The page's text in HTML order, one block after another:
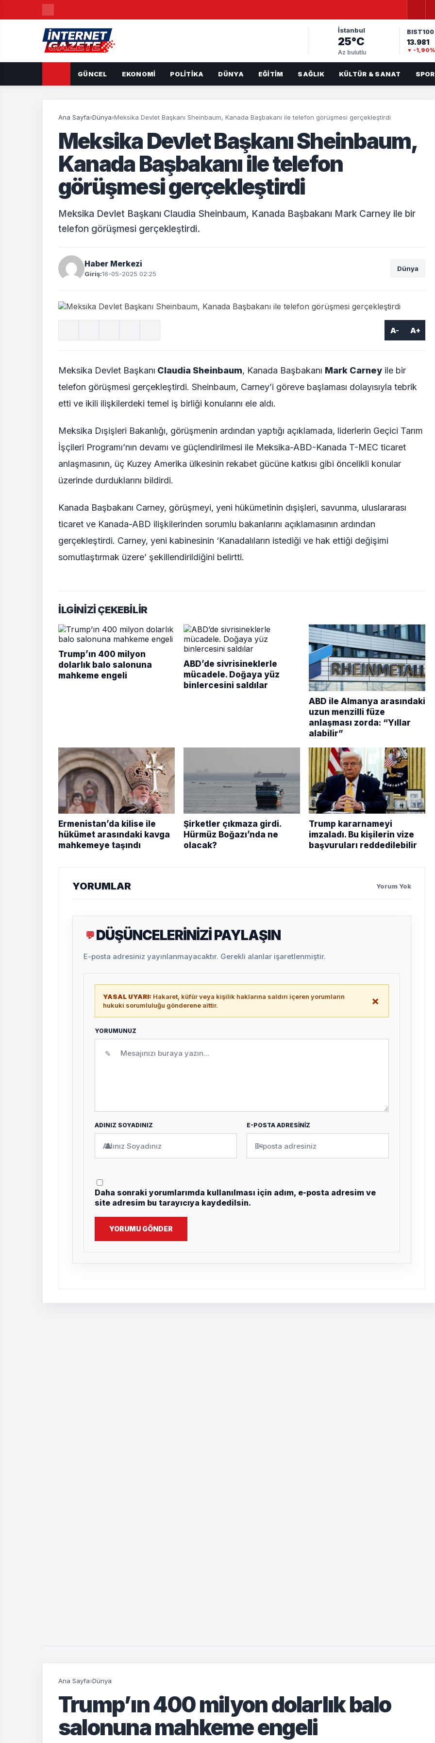
İstanbul
25°C
Az bulutlu
BIST100
13.981
▼ -1,90%
GÜNCEL EKONOMI POLITIKA DÜNYA EĞITIM SAĞLIK KÜLTÜR & SANAT SPOR
Ana Sayfa›Dünya›Meksika Devlet Başkanı Sheinbaum, Kanada Başbakanı ile telefon görüşmesi gerçekleştirdi
Meksika Devlet Başkanı Sheinbaum,
Kanada Başbakanı ile telefon
görüşmesi gerçekleştirdi
Meksika Devlet Başkanı Claudia Sheinbaum, Kanada Başbakanı Mark Carney ile bir
telefon görüşmesi gerçekleştirdi.
Haber Merkezi
Giriş:16-05-2025 02:25
Dünya
A- A+
Meksika Devlet Başkanı Claudia Sheinbaum, Kanada Başbakanı Mark Carney ile bir
telefon görüşmesi gerçekleştirdi. Sheinbaum, Carney’i göreve başlaması dolayısıyla tebrik
etti ve ikili ilişkilerdeki temel iş birliği konularını ele aldı.
Meksika Dışişleri Bakanlığı, görüşmenin ardından yaptığı açıklamada, liderlerin Geçici Tarım
İşçileri Programı’nın devamı ve güçlendirilmesi ile Meksika-ABD-Kanada T-MEC ticaret
anlaşmasının, üç Kuzey Amerika ülkesinin rekabet gücüne katkısı gibi öncelikli konular
üzerinde durduklarını bildirdi.
Kanada Başbakanı Carney, görüşmeyi, yeni hükümetinin dışişleri, savunma, uluslararası
ticaret ve Kanada-ABD ilişkilerinden sorumlu bakanlarını açıklamasının ardından
gerçekleştirdi. Carney, yeni kabinesinin ‘Kanadalıların istediği ve hak ettiği değişimi
somutlaştırmak üzere’ şekillendirildiğini belirtti.
İLGİNİZİ ÇEKEBİLİR
Trump’ın 400 milyon
dolarlık balo salonuna
mahkeme engeli
ABD’de sivrisineklerle
mücadele. Doğaya yüz
binlercesini saldılar
ABD ile Almanya arasındaki
uzun menzilli füze
anlaşması zorda: “Yıllar
alabilir”
Ermenistan’da kilise ile
hükümet arasındaki kavga
mahkemeye taşındı
Şirketler çıkmaza girdi.
Hürmüz Boğazı’nda ne
olacak?
Trump kararnameyi
imzaladı. Bu kişilerin vize
başvuruları reddedilebilir
YORUMLAR Yorum Yok
💬 DÜŞÜNCELERİNİZİ PAYLAŞIN
E-posta adresiniz yayınlanmayacaktır. Gerekli alanlar işaretlenmiştir.
YASAL UYARI: Hakaret, küfür veya kişilik haklarına saldırı içeren yorumların
hukuki sorumluluğu gönderene aittir.
×
YORUMUNUZ
✎
ADINIZ SOYADINIZ
👤
E-POSTA ADRESİNİZ
✉
Daha sonraki yorumlarımda kullanılması için adım, e-posta adresim ve
site adresim bu tarayıcıya kaydedilsin.
YORUMU GÖNDER
Ana Sayfa›Dünya
Trump’ın 400 milyon dolarlık balo
salonuna mahkeme engeli